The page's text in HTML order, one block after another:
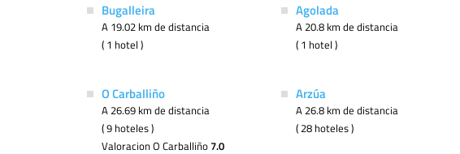
Bugalleira
A 19.02 km de distancia
( 1 hotel )
Agolada
A 20.8 km de distancia
( 1 hotel )
O Carballiño
A 26.69 km de distancia
( 9 hoteles )
Valoracion O Carballiño 7.0
Arzúa
A 26.8 km de distancia
( 28 hoteles )